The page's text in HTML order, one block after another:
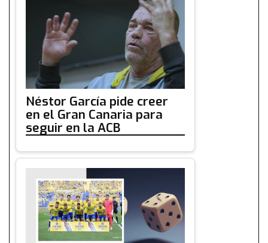
Néstor García pide creer
en el Gran Canaria para
seguir en la ACB